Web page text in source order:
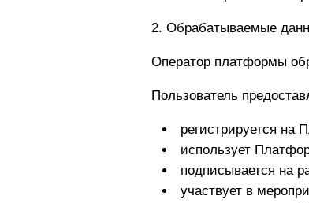
2. Обрабатываемые
Оператор платформы
Пользователь
регистрируется на
использует
подписывается на
участвует в